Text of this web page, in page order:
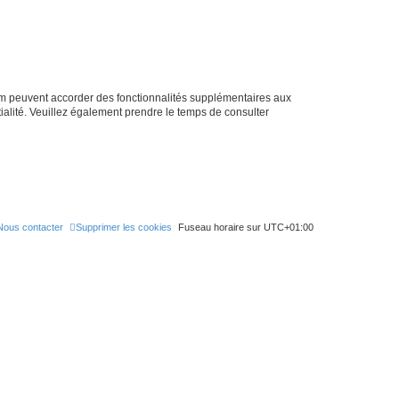
peuvent accorder des fonctionnalités supplémentaires aux
Veuillez également prendre le temps de consulter
Fuseau horaire sur UTC+01:00
Supprimer les cookies
contacter